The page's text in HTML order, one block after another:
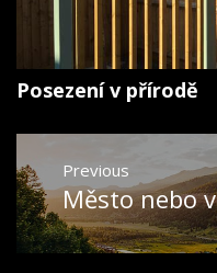
Posezení v přírodě
pro
příspěvek
Previous
Previous
post:
Město nebo